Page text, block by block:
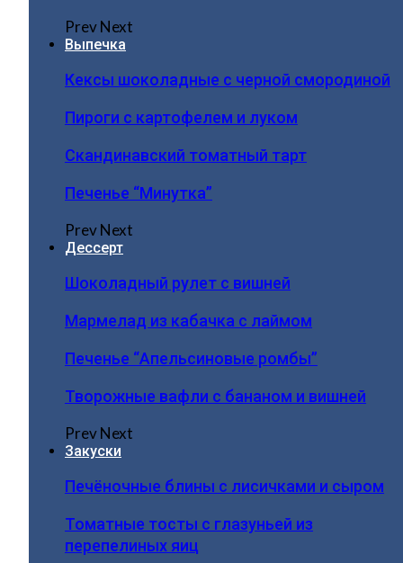
PrevNext
Выпечка
Кексы шоколадные с черной смородиной
Пироги c картофелем и луком
Скандинавский томатный тарт
Печенье “Минутка”
PrevNext
Дессерт
Шоколадный рулет с вишней
Мармелад из кабачка с лаймом
Печенье “Апельсиновые ромбы”
Творожные вафли с бананом и вишней
PrevNext
Закуски
Печёночные блины с лисичками и сыром
Томатные тосты с глазуньей из
перепелиных яиц